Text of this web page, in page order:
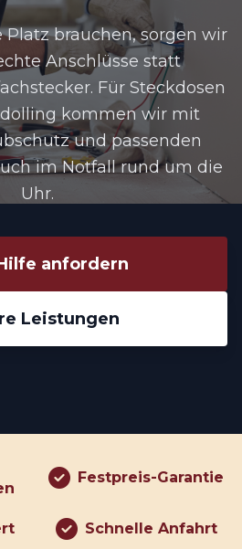
Platz brauchen, sorgen wir
Anschlüsse statt
Für Steckdosen
kommen wir mit
und passenden
im Notfall rund um die
Uhr.
anfordern
Leistungen
Festpreis-Garantie
Schnelle Anfahrt